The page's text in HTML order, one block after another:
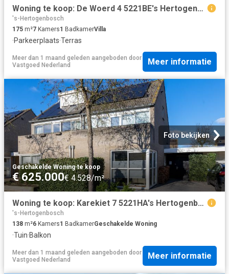
Woning te koop: De Woerd 4 5221BE's Hertogenbosch Vastgoed Nederland
's-Hertogenbosch
175 m²7 Kamers1 BadkamerVilla
·Parkeerplaats·Terras
Meer dan 1 maand geleden aangeboden door
Vastgoed Nederland
Meer informatie
Foto bekijken
Geschakelde Woning·te koop
€ 625.000€ 4.528/m²
Woning te koop: Karekiet 7 5221HA's Hertogenbosch Vastgoed Nederland
's-Hertogenbosch
138 m²6 Kamers1 BadkamerGeschakelde Woning
·Tuin·Balkon
Meer dan 1 maand geleden aangeboden door
Vastgoed Nederland
Meer informatie